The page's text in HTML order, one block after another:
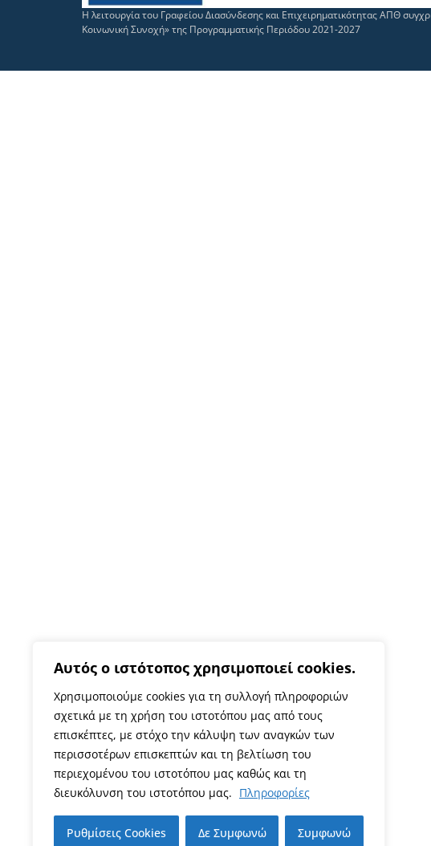
Αυτός ο ιστότοπος χρησιμοποιεί cookies.
Χρησιμοποιούμε cookies για τη συλλογή πληροφοριών
σχετικά με τη χρήση του ιστοτόπου μας από τους
επισκέπτες, με στόχο την κάλυψη των αναγκών των
περισσοτέρων επισκεπτών και τη βελτίωση του
περιεχομένου του ιστοτόπου μας καθώς και τη
διευκόλυνση του ιστοτόπου μας. Πληροφορίες
Ρυθμίσεις Cookies Δε Συμφωνώ Συμφωνώ
Η λειτουργία του Γραφείου Διασύνδεσης και Επιχειρηματικότητας ΑΠΘ
Κοινωνική Συνοχή» της Προγραμματικής Περιόδου 2021-2027